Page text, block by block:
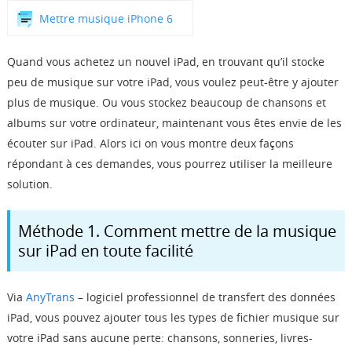
Langue
Mettre musique iPhone 6
Quand vous achetez un nouvel iPad, en trouvant qu’il stocke
peu de musique sur votre iPad, vous voulez peut-être y ajouter
plus de musique. Ou vous stockez beaucoup de chansons et
albums sur votre ordinateur, maintenant vous êtes envie de les
écouter sur iPad. Alors ici on vous montre deux façons
répondant à ces demandes, vous pourrez utiliser la meilleure
solution.
Méthode 1. Comment mettre de la musique
sur iPad en toute facilité
Via AnyTrans – logiciel professionnel de transfert des données
iPad, vous pouvez ajouter tous les types de fichier musique sur
votre iPad sans aucune perte: chansons, sonneries, livres-